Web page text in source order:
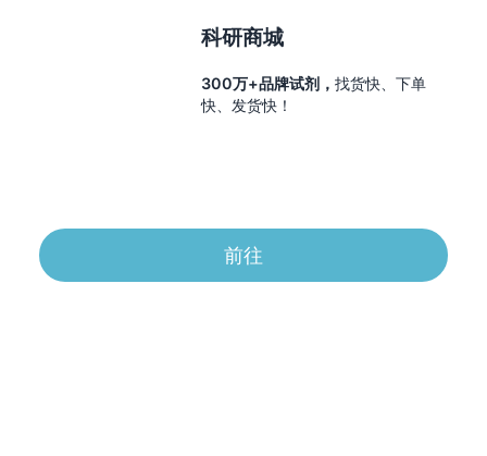
科研商城
300万+品牌试剂，找货快、下单
快、发货快！
前往